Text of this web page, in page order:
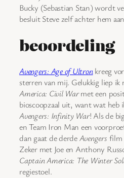
Bucky (Sebastian Stan) wordt
besluit Steve zelf achter hem
beoordeling
Avengers: Age of Ultronkreeg
sterren van mij. Gelukkig liep ik
America: Civil Warmet een
bioscoopzaal uit, want wat heb
Avengers: Infinity War! Als de
en Team Iron Man een
dan gaat de derdeAvengers film
Zeker met Joe en Anthony
Captain America: The Winter
regiestoel.